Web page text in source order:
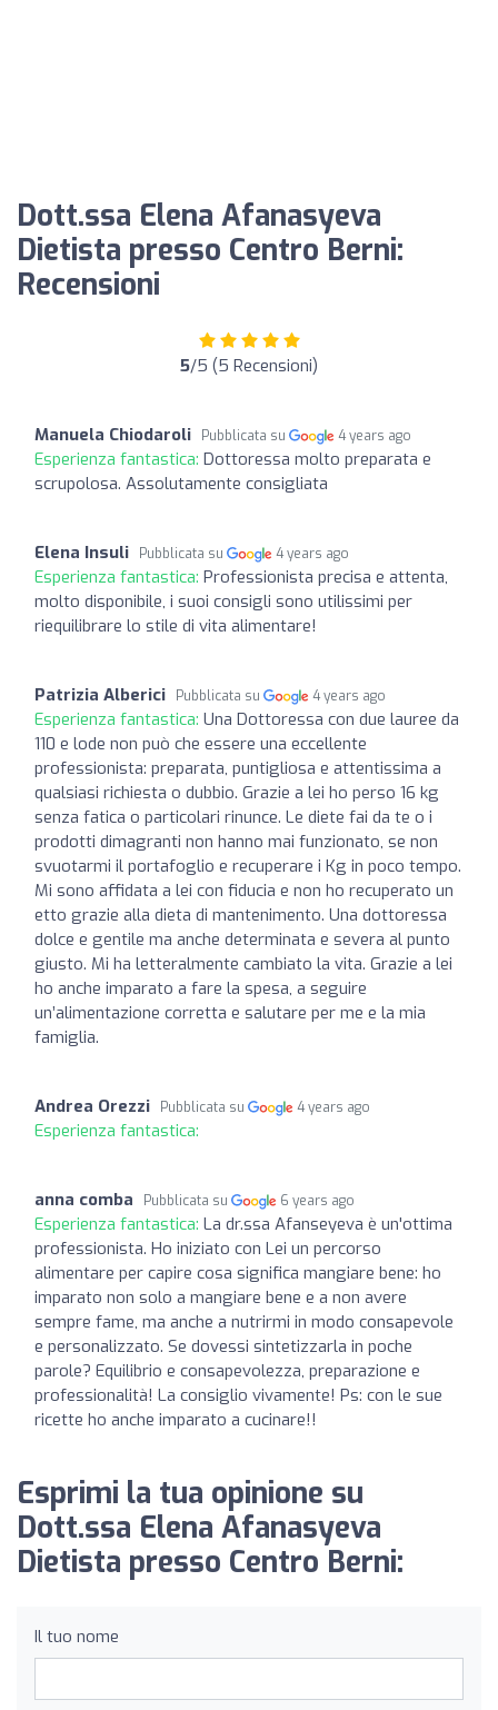
Dott.ssa Elena Afanasyeva
Dietista presso Centro Berni:
Recensioni
5/5 (5 Recensioni)
Manuela Chiodaroli Pubblicata su 4 years ago
Esperienza fantastica: Dottoressa molto preparata e
scrupolosa. Assolutamente consigliata
Elena Insuli Pubblicata su 4 years ago
Esperienza fantastica: Professionista precisa e attenta,
molto disponibile, i suoi consigli sono utilissimi per
riequilibrare lo stile di vita alimentare!
Patrizia Alberici Pubblicata su 4 years ago
Esperienza fantastica: Una Dottoressa con due lauree da
110 e lode non può che essere una eccellente
professionista: preparata, puntigliosa e attentissima a
qualsiasi richiesta o dubbio. Grazie a lei ho perso 16 kg
senza fatica o particolari rinunce. Le diete fai da te o i
prodotti dimagranti non hanno mai funzionato, se non
svuotarmi il portafoglio e recuperare i Kg in poco tempo.
Mi sono affidata a lei con fiducia e non ho recuperato un
etto grazie alla dieta di mantenimento. Una dottoressa
dolce e gentile ma anche determinata e severa al punto
giusto. Mi ha letteralmente cambiato la vita. Grazie a lei
ho anche imparato a fare la spesa, a seguire
un’alimentazione corretta e salutare per me e la mia
famiglia.
Andrea Orezzi Pubblicata su 4 years ago
Esperienza fantastica:
anna comba Pubblicata su 6 years ago
Esperienza fantastica: La dr.ssa Afanseyeva è un'ottima
professionista. Ho iniziato con Lei un percorso
alimentare per capire cosa significa mangiare bene: ho
imparato non solo a mangiare bene e a non avere
sempre fame, ma anche a nutrirmi in modo consapevole
e personalizzato. Se dovessi sintetizzarla in poche
parole? Equilibrio e consapevolezza, preparazione e
professionalità! La consiglio vivamente! Ps: con le sue
ricette ho anche imparato a cucinare!!
Esprimi la tua opinione su
Dott.ssa Elena Afanasyeva
Dietista presso Centro Berni:
Il tuo nome